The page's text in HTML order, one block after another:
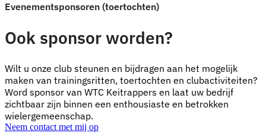
Evenementsponsoren (toertochten)
Ook sponsor worden?
Wilt u onze club steunen en bijdragen aan het mogelijk
maken van trainingsritten, toertochten en clubactiviteiten?
Word sponsor van WTC Keitrappers en laat uw bedrijf
zichtbaar zijn binnen een enthousiaste en betrokken
wielergemeenschap.
Neem contact met mij op